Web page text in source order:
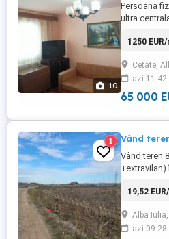
10
Persoana
ultra
scoala nr.7
cu garantie.
se poate
1250
Cetate,
azi 11:42
65 000
1 Vând
Vând teren
19,52
Alba
azi 09:28